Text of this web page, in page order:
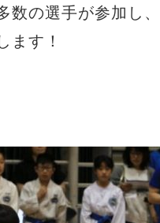
数の選手が参加し
ます！